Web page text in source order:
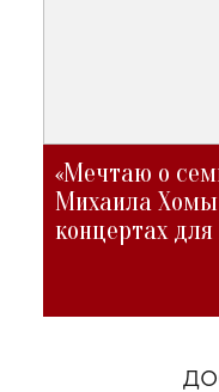
«Мечтаю о
Михаила Хомы
концертах